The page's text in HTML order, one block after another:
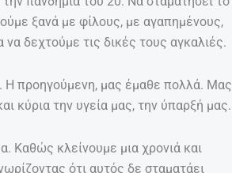
ξανά με φίλους, με αγαπημένους,
να δεχτούμε τις δικές τους αγκαλιές.
Η προηγούμενη, μας έμαθε πολλά. Μας
κύρια την υγεία μας, την ύπαρξή μας.
Καθώς κλείνουμε μια χρονιά και
ότι αυτός δε σταματάει